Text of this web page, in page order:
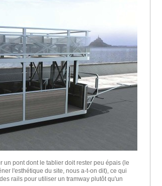
un pont dont le tablier doit rester peu épais (le
l'esthétique du site, nous a-t-on dit), ce qui
rails pour utiliser un tramway plutôt qu'un